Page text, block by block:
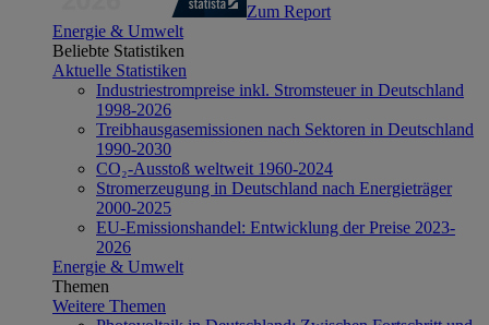
Zum Report
Energie & Umwelt
Beliebte Statistiken
Aktuelle Statistiken
Industriestrompreise inkl. Stromsteuer in Deutschland
1998-2026
Treibhausgasemissionen nach Sektoren in Deutschland
1990-2030
CO₂-Ausstoß weltweit 1960-2024
Stromerzeugung in Deutschland nach Energieträger
2000-2025
EU-Emissionshandel: Entwicklung der Preise 2023-
2026
Energie & Umwelt
Themen
Weitere Themen